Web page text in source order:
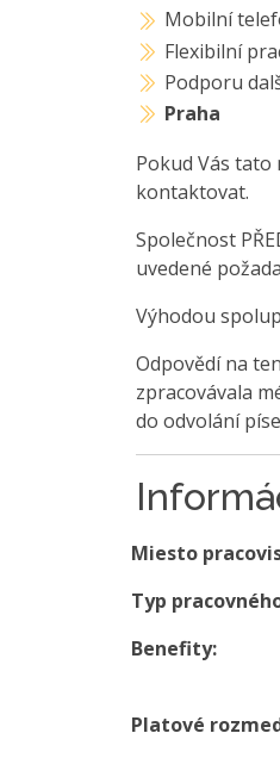
Mobilní
Flexibilní
Podporu
Praha
Pokud Vás tato
kontaktovat.
Společnost
uvedené
Výhodou
Odpovědí na
zpracovávala
do odvolání
Miesto
Typ
Benefity:
Platové